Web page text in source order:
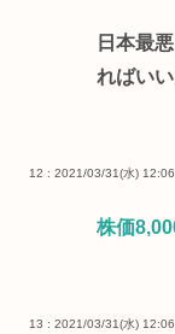
日本最
ればい
12 : 2021/03/31(水)
株価
13 : 2021/03/31(水)